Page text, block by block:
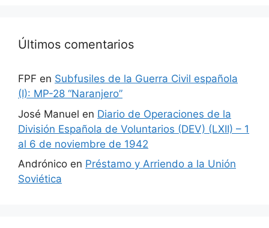
Últimos comentarios
FPF en Subfusiles de la Guerra Civil española
(I): MP-28 “Naranjero”
José Manuel en Diario de Operaciones de la
División Española de Voluntarios (DEV) (LXII) – 1
al 6 de noviembre de 1942
Andrónico en Préstamo y Arriendo a la Unión
Soviética